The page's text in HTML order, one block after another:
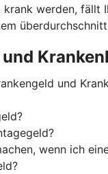
krank werden,
und
wenn ich